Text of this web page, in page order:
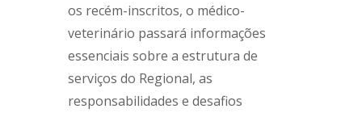
os recém-inscritos, o médico-
veterinário passará informações
essenciais sobre a estrutura de
serviços do Regional, as
responsabilidades e desafios